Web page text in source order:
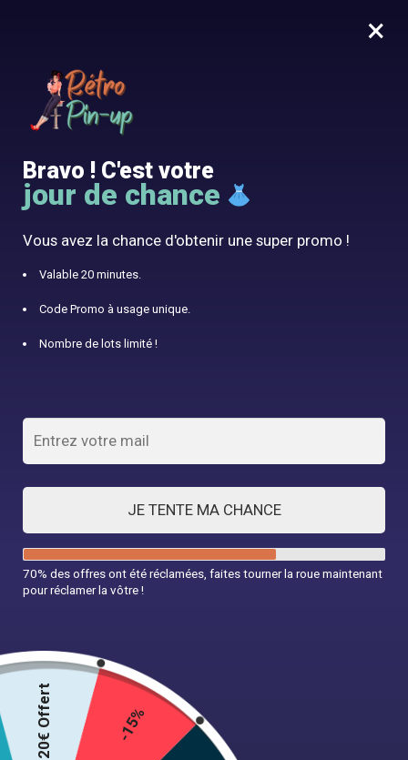
0
10% offert avec le code RÉTRO10
Accueil / Robe Vintage
44,99
Taille
×
Bravo ! C'est votre
jour de chance
Vous avez la chance d'obtenir une super promo !
Valable 20 minutes.
Code Promo à usage unique.
Nombre de lots limité !
JE TENTE MA CHANCE
70% des offres ont été réclamées, faites tourner la roue maintenant
pour réclamer la vôtre !
20€ Offert -15%